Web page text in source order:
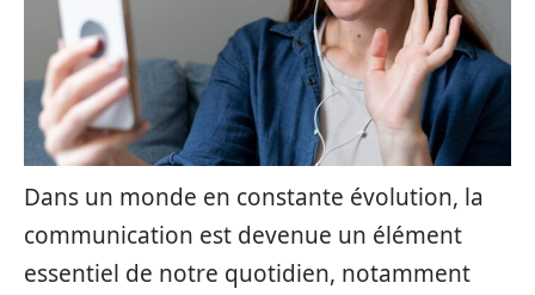
Dans un monde en constante évolution, la
communication est devenue un élément
essentiel de notre quotidien, notamment